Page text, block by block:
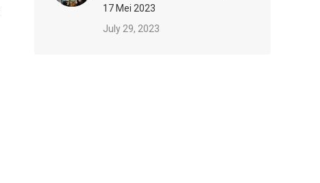
17 Mei 2023
July 29, 2023